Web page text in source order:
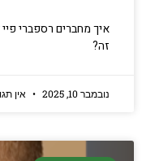
זה?
נובמבר 10, 2025 אין